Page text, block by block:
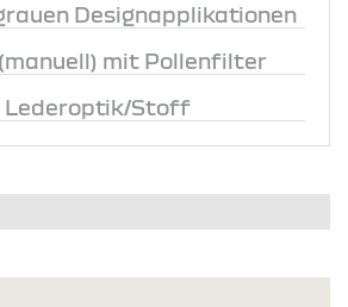
Designapplikationen
mit Pollenfilter
Lederoptik/Stoff